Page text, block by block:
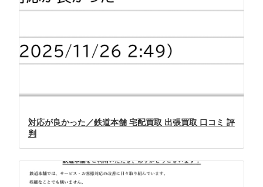
対応が良かった／鉄道本舗 宅配買取 出張買取 口コミ 評
判